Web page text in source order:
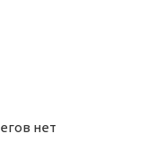
нет